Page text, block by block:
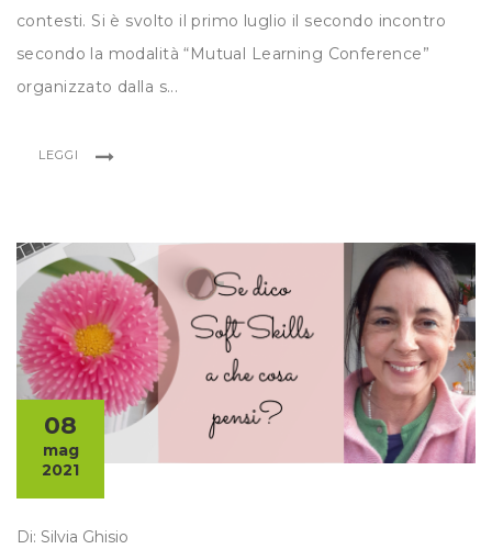
contesti. Si è svolto il primo luglio il secondo incontro
secondo la modalità “Mutual Learning Conference”
organizzato dalla s...
LEGGI
08
mag
2021
Di: Silvia Ghisio